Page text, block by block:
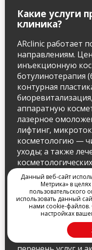
Какие услуги
клиника?
ARclinic работает
направлениям.
инъекционную
ботулинотерапия
контурная
аппаратную
лазерное
лифтинг,
косметологию —
уходы; а также
сложными
Центр Здоровья
эндокринологию,
диетологию, УЗИ-
анализы,
программ),
(ГЗТ),
Данный веб-сайт
Метрика» в
пользовательского
использовать данный
нами cookie-
настройках